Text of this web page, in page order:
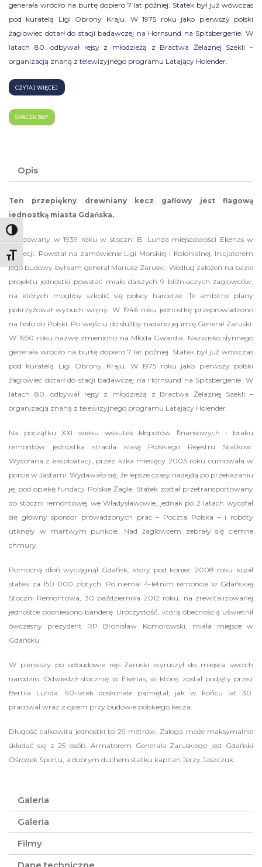
Toggle High Contrast
Toggle Font size
generała wróciło na burtę dopiero 7 lat później. Statek był już wówczas
pod kuratelą Ligi Obrony Kraju. W 1975 roku jako pierwszy polski
żaglowiec dotarł do stacji badawczej na Hornsund na Spitsbergenie. W
latach 80. odbywał rejsy z młodzieżą z Bractwa Żelaznej Szekli –
organizacją znaną z telewizyjnego programu Latający Holender.
CZYTAJ WIĘCEJ
SPACER 360°
Opis
Ten przepiękny drewniany kecz gaflowy jest flagową
jednostką miasta Gdańska.
Zbudowany w 1939 roku w stoczni B. Lunda miejscowości Ekenas w
Szwecji. Powstał na zamówienie Ligi Morskiej i Kolonialnej. Inicjatorem
jego budowy był sam generał Mariusz Zaruski. Według założeń na bazie
projektu jednostki powstać miało dalszych 9 bliźniaczych żaglowców,
na których mogliby szkolić się polscy harcerze. Te ambitne plany
pokrzyżował wybuch wojny. W 1946 roku jednostkę przeprowadzono
na holu do Polski. Po wejściu do służby nadano jej imię Generał Zaruski.
W 1950 roku nazwę zmieniono na Młoda Gwardia. Nazwisko słynnego
generała wróciło na burtę dopiero 7 lat później. Statek był już wówczas
pod kuratelą Ligi Obrony Kraju. W 1975 roku jako pierwszy polski
żaglowiec dotarł do stacji badawczej na Hornsund na Spitsbergenie. W
latach 80. odbywał rejsy z młodzieżą z Bractwa Żelaznej Szekli –
organizacją znaną z telewizyjnego programu Latający Holender.
Na początku XXI wieku wskutek kłopotów finansowych i braku
remontów jednostka straciła klasę Polskiego Rejestru Statków.
Wycofana z eksploatacji, przez kilka miesięcy 2003 roku cumowała w
porcie w Jastarni. Wydawało się, że lepsze czasy nadejdą po przekazaniu
jej pod opiekę fundacji Polskie Żagle. Statek został przetransportowany
do stoczni remontowej we Władysławowie, jednak po 2 latach wycofał
się główny sponsor prowadzonych prac – Poczta Polska – i roboty
utknęły w martwym punkcie. Nad żaglowcem zebrały się ciemne
chmury.
Pomocną dłoń wyciągnął Gdańsk, który pod koniec 2008 roku kupił
statek za 150 000 złotych. Po niemal 4-letnim remoncie w Gdańskiej
Stoczni Remontowa, 30 października 2012 roku, na zrewitalizowanej
jednostce podniesiono banderę. Uroczystość, którą obecnością uświetnił
ówczesny prezydent RP Bronisław Komorowski, miała miejsce w
Gdańsku.
W pierwszy po odbudowie rejs Zaruski wyruszył do miejsca swoich
narodzin. Odwiedził stocznię w Ekenas, w której został podjęty przez
Bertila Lunda. 90-latek doskonale pamiętał, jak w końcu lat 30.
pracował wraz z ojcem przy budowie polskiego kecza.
Długość całkowita jednostki to 29 metrów. Załoga może maksymalnie
składać się z 25 osób. Armatorem Generała Zaruskiego jest Gdański
Ośrodek Sportu, a dobrym duchem statku kapitan Jerzy Jaszczuk.
Galeria
Galeria
Filmy